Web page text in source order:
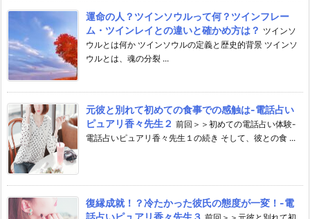
運命の人？ツインソウルって何？ツインフレー
ム・ツインレイとの違いと確かめ方は？ ツインソ
ウルとは何か ツインソウルの定義と歴史的背景 ツインソ
ウルとは、魂の分裂 ...
元彼と別れて初めての食事での感触は-電話占い
ピュアリ香々先生２ 前回＞＞初めての電話占い体験-
電話占いピュアリ香々先生１の続き そして、彼との食 ...
復縁成就！？冷たかった彼氏の態度が一変！-電
話占いピュアリ香々先生３